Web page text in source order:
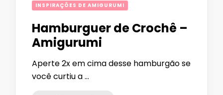
INSPIRAÇÕES DE AMIGURUMI
Hamburguer de Crochê –
Amigurumi
Aperte 2x em cima desse hamburgão se
você curtiu a …